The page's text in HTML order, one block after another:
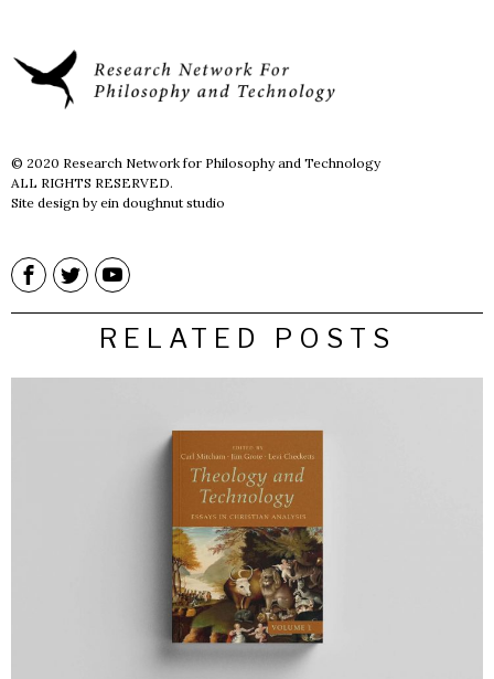
© 2020 Research Network for Philosophy and Technology
ALL RIGHTS RESERVED.
Site design by ein doughnut studio
RELATED POSTS